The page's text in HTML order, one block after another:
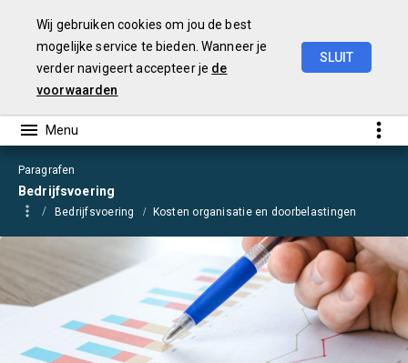
Paragrafen
Bedrijfsvoering
Bedrijfsvoering Kosten organisatie en doorbelastingen
Wij gebruiken cookies om jou de best
mogelijke service te bieden. Wanneer je
verder navigeert accepteer je de
voorwaarden
SLUIT